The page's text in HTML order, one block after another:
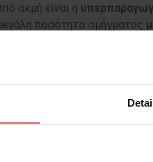
ακμή είναι η
ποσότητα σμήγματος
. Ο αποικισμός των
κυρίως από την
πόρου.